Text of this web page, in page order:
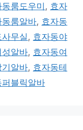
동룸도우미 , 효자
동룸알바, 효자동
무실 , 효자동야
성알바, 효자동여
기알바, 효자동테
퍼블릭알바